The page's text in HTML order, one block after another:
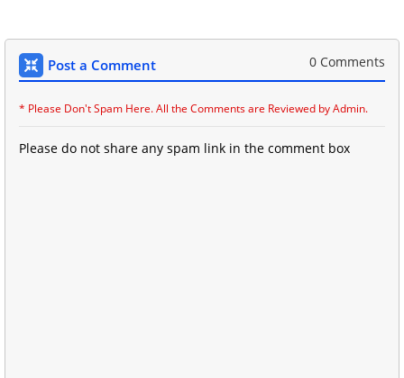
Post a Comment 0 Comments
* Please Don't Spam Here. All the Comments are Reviewed by Admin.
Please do not share any spam link in the comment box